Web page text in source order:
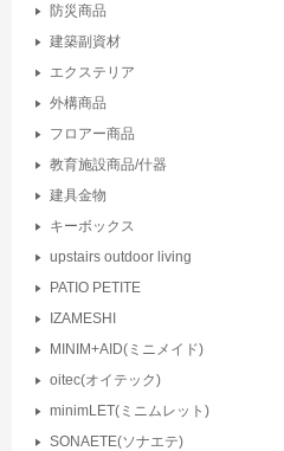
防災商品
建築副資材
エクステリア
外構商品
フロアー商品
教育施設商品/什器
建具金物
キーボックス
upstairs outdoor living
PATIO PETITE
IZAMESHI
MINIM+AID(ミニメイド)
oitec(オイテック)
minimLET(ミニムレット)
SONAETE(ソナエテ)